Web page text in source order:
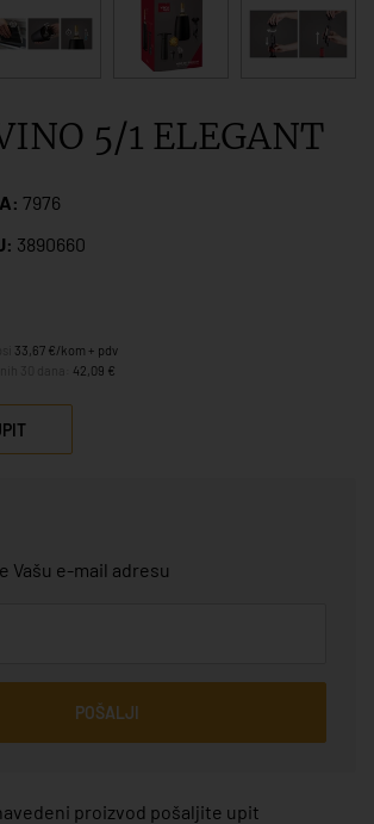
5/1 ELEGANT
7976
3890660
33,67 €/kom + pdv
42,09 €
Vašu e-mail adresu
POŠALJI
proizvod pošaljite upit